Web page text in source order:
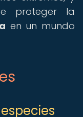
proteger la
en un mundo